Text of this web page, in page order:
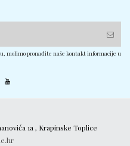
molimo pronađite naše kontakt informacije u
1a , Krapinske Toplice